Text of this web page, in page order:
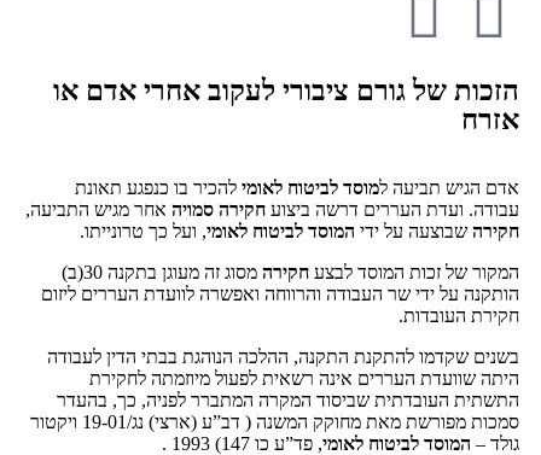
הזכות של גורם ציבורי לעקוב אחרי אדם או
אזרח
אדם הגיש תביעה למוסד לביטוח לאומי להכיר בו כנפגע תאונת
עבודה. ועדת העררים דרשה ביצוע חקירה סמויה אחר מגיש התביעה,
חקירה שבוצעה על ידי המוסד לביטוח לאומי, ועל כך טרונייתו.
המקור של זכות המוסד לבצע חקירה
מסוג זה מעוגן בתקנה 30(ב)
הותקנה על ידי שר העבודה והרווחה ואפשרה לוועדת העררים ליזום
חקירת העובדות.
בשנים שקדמו להתקנת התקנה, ההלכה הנוהגת בבתי הדין לעבודה
היתה שוועדת העררים אינה רשאית לפעול מיוזמתה לחקירת
התשתית העובדתית שביסוד המקרה המתברר לפניה, כך, בהעדר
סמכות מפורשת מאת מחוקק המשנה ( דב”ע (ארצי) נג/19-01 ויקטור
גולד – המוסד לביטוח לאומי, פד”ע כו 147) 1993 .